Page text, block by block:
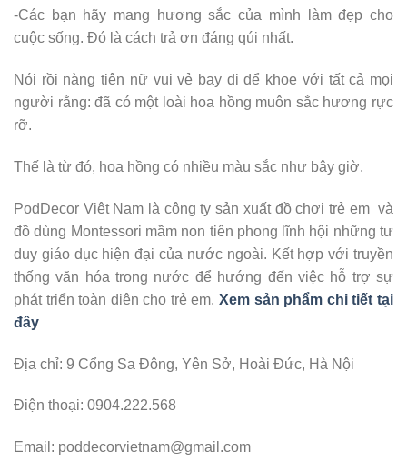
-Các bạn hãy mang hương sắc của mình làm đẹp cho
cuộc sống. Đó là cách trả ơn đáng qúi nhất.
Nói rồi nàng tiên nữ vui vẻ bay đi để khoe với tất cả mọi
người rằng: đã có một loài hoa hồng muôn sắc hương rực
rỡ.
Thế là từ đó, hoa hồng có nhiều màu sắc như bây giờ.
PodDecor Việt Nam là công ty sản xuất đồ chơi trẻ em và
đồ dùng Montessori mầm non tiên phong lĩnh hội những tư
duy giáo dục hiện đại của nước ngoài. Kết hợp với truyền
thống văn hóa trong nước để hướng đến việc hỗ trợ sự
phát triển toàn diện cho trẻ em.Xem sản phẩm chi tiết tại
đây
Địa chỉ: 9 Cổng Sa Đông, Yên Sở, Hoài Đức, Hà Nội
Điện thoại: 0904.222.568
Email: poddecorvietnam@gmail.com